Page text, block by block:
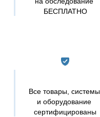
БЕСПЛАТНО
Все товары, системы
и оборудование
сертифицированы